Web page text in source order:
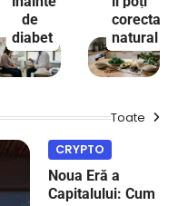
de
diabet
corecta
natural
Toate
CRYPTO
Noua Eră a
Capitalului: Cum